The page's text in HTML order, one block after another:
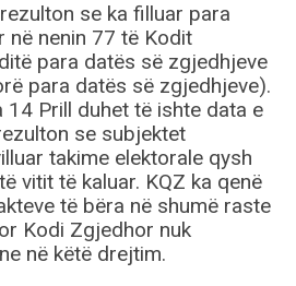
se ka filluar para
në nenin 77 të Kodit
para datës së zgjedhjeve
para datës së zgjedhjeve).
14 Prill duhet të ishte data e
se subjektet
takime elektorale qysh
vitit të kaluar. KQZ ka qenë
të bëra në shumë raste
Kodi Zgjedhor nuk
në këtë drejtim.